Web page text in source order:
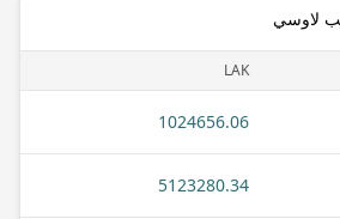
LAK
1024656.06
5123280.34